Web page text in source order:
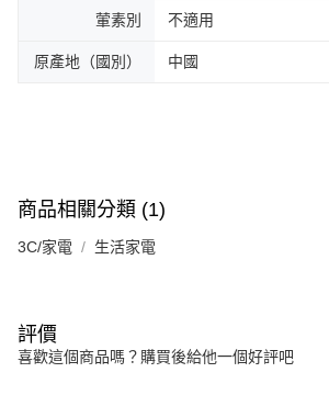
葷素別 不適用
原產地（國別） 中國
商品相關分類 (1)
3C/家電 生活家電
評價
喜歡這個商品嗎？購買後給他一個好評吧